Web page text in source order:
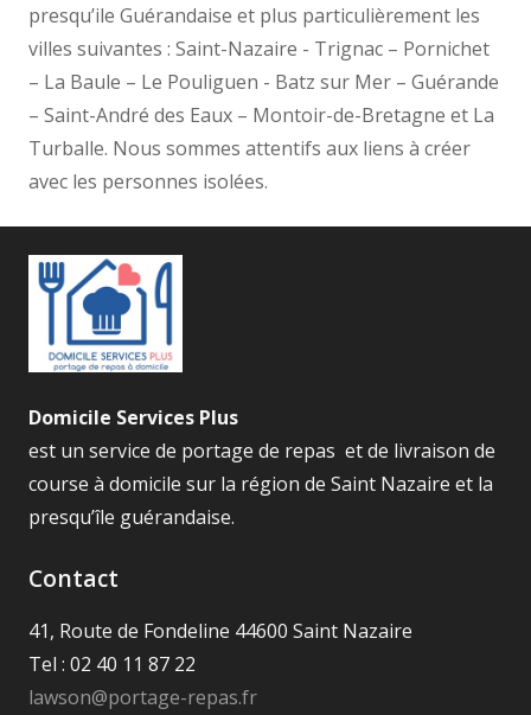
presqu’ile Guérandaise et plus particulièrement les
villes suivantes : Saint-Nazaire - Trignac – Pornichet
– La Baule – Le Pouliguen - Batz sur Mer – Guérande
– Saint-André des Eaux – Montoir-de-Bretagne et La
Turballe. Nous sommes attentifs aux liens à créer
avec les personnes isolées.
Domicile Services Plus
est un service de portage de repas et de livraison de
course à domicile sur la région de Saint Nazaire et la
presqu’île guérandaise.
Contact
41, Route de Fondeline 44600 Saint Nazaire
Tel : 02 40 11 87 22
lawson@portage-repas.fr